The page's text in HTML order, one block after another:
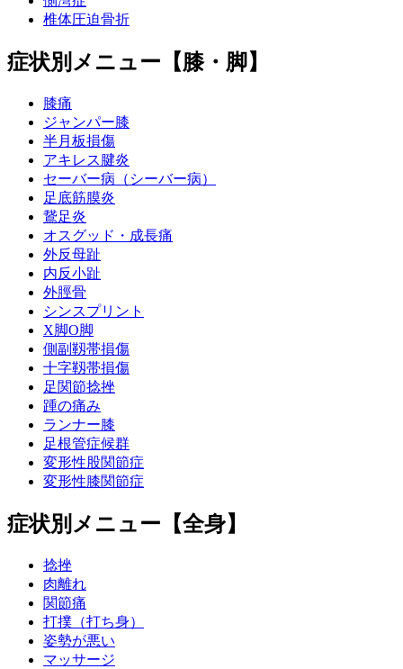
椎体圧迫骨折
症状別メニュー【膝・脚】
膝痛
ジャンパー膝
半月板損傷
アキレス腱炎
セーバー病（シーバー病）
足底筋膜炎
鵞足炎
オスグッド・成長痛
外反母趾
内反小趾
外脛骨
シンスプリント
X脚O脚
側副靱帯損傷
十字靱帯損傷
足関節捻挫
踵の痛み
ランナー膝
足根管症候群
変形性股関節症
変形性膝関節症
症状別メニュー【全身】
捻挫
肉離れ
関節痛
打撲（打ち身）
姿勢が悪い
マッサージ